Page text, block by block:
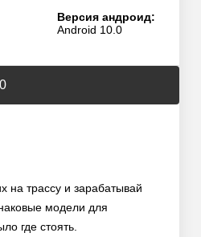
Версия андроид:
Android 10.0
на трассу и зарабатывай
модели для
где стоять.